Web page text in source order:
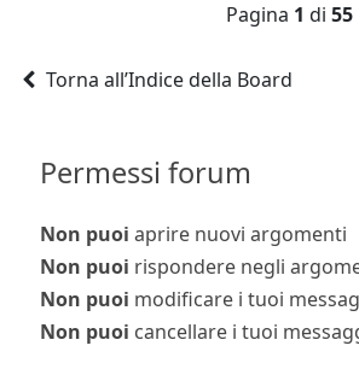
Pagina 1 di 55
Torna all’Indice della Board
Permessi forum
Non puoi aprire nuovi argomenti
Non puoi rispondere negli
Non puoi modificare i tuoi
Non puoi cancellare i tuoi